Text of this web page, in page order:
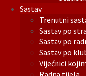
Sastav
Trenutni
Sastav po
Sastav po
Sastav po
Vijećnici